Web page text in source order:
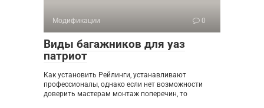
Модификации 0
Виды багажников для уаз
патриот
Как установить Рейлинги, устанавливают
профессионалы, однако если нет возможности
доверить мастерам монтаж поперечин, то